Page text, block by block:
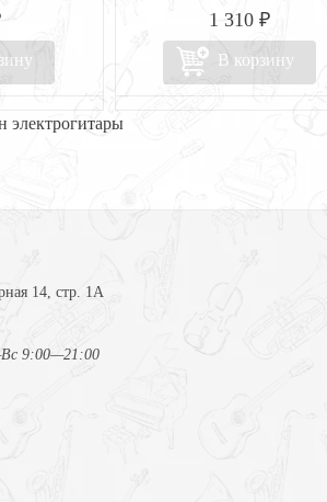
1 310 ₽
В корзину
электрогитары
14, стр. 1А
9:00—21:00